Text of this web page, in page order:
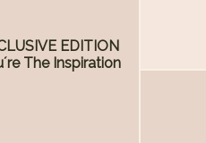
EDITION
The Inspiration